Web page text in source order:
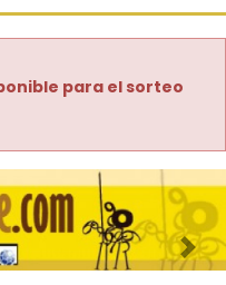
para el sorteo